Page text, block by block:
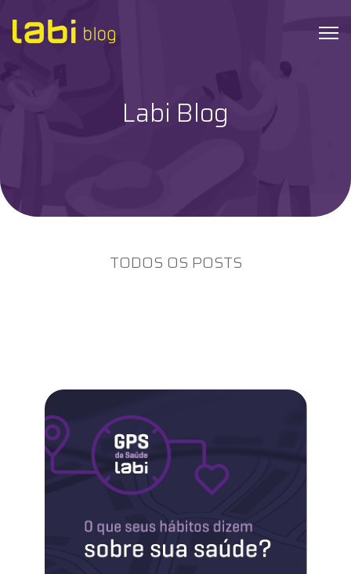
Dicas de Saúde
Maternidade
Novidades do Labi
Saúde da Mulher
Saúde do Homem
Sobre o Labi
Labi Blog
TODOS OS POSTS